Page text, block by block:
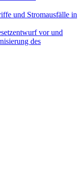
und Stromausfälle in
vor und
des